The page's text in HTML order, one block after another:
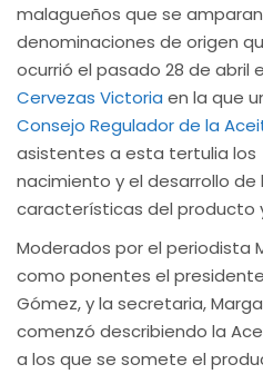
malagueños que se
denominaciones de origen
ocurrió el pasado 28 de abril
Cervezas Victoria en la que
Consejo Regulador de la
asistentes a esta tertulia
nacimiento y el desarrollo
características del producto
Moderados por el periodista
como ponentes el
Gómez, y la secretaria,
comenzó describiendo la
a los que se somete el